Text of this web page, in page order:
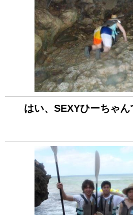
はい、SEXYひーちゃん